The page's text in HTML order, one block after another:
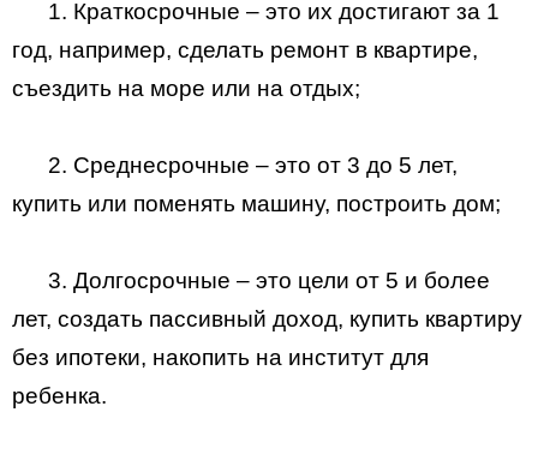
1. Краткосрочные – это их достигают за 1
год, например, сделать ремонт в квартире,
съездить на море или на отдых;
2. Среднесрочные – это от 3 до 5 лет,
купить или поменять машину, построить дом;
3. Долгосрочные – это цели от 5 и более
лет, создать пассивный доход, купить квартиру
без ипотеки, накопить на институт для
ребенка.